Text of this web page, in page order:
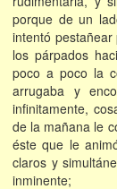
porque de un
intentó
los párpados
poco a poco la
arrugaba y
infinitamente,
de la mañana le
éste que le
claros y
inminente;